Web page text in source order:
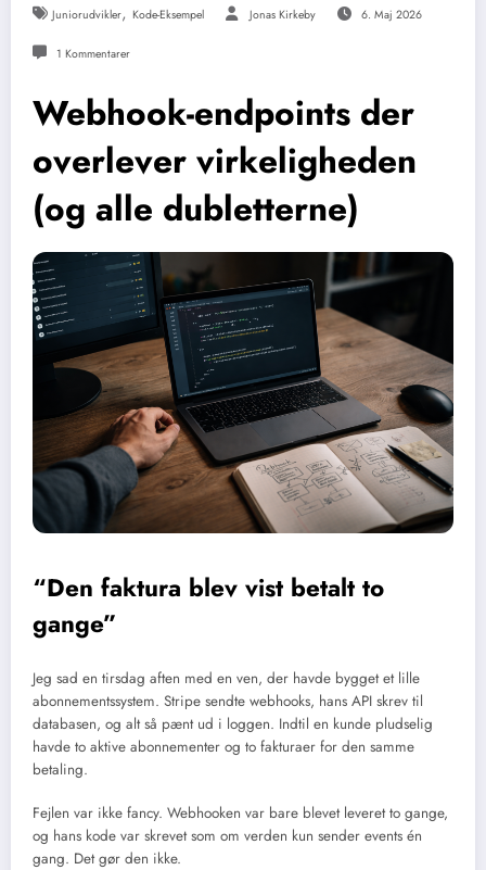
Juniorudvikler, Kode-Eksempel Jonas Kirkeby 6. Maj 2026
1 Kommentarer
Webhook-endpoints der
overlever virkeligheden
(og alle dubletterne)
“Den faktura blev vist betalt to
gange”
Jeg sad en tirsdag aften med en ven, der havde bygget et lille
abonnementssystem. Stripe sendte webhooks, hans API skrev til
databasen, og alt så pænt ud i loggen. Indtil en kunde pludselig
havde to aktive abonnementer og to fakturaer for den samme
betaling.
Fejlen var ikke fancy. Webhooken var bare blevet leveret to gange,
og hans kode var skrevet som om verden kun sender events én
gang. Det gør den ikke.